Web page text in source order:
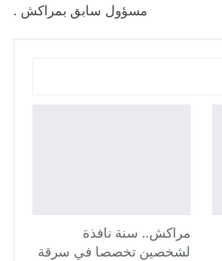
مسؤول سابق بمراكش .
مراكش.. سنة نافذة
لشخصين تخصصا في سرقة